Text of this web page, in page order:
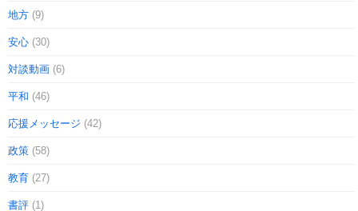
地方 (9)
安心 (30)
対談動画 (6)
平和 (46)
応援メッセージ (42)
政策 (58)
教育 (27)
書評 (1)